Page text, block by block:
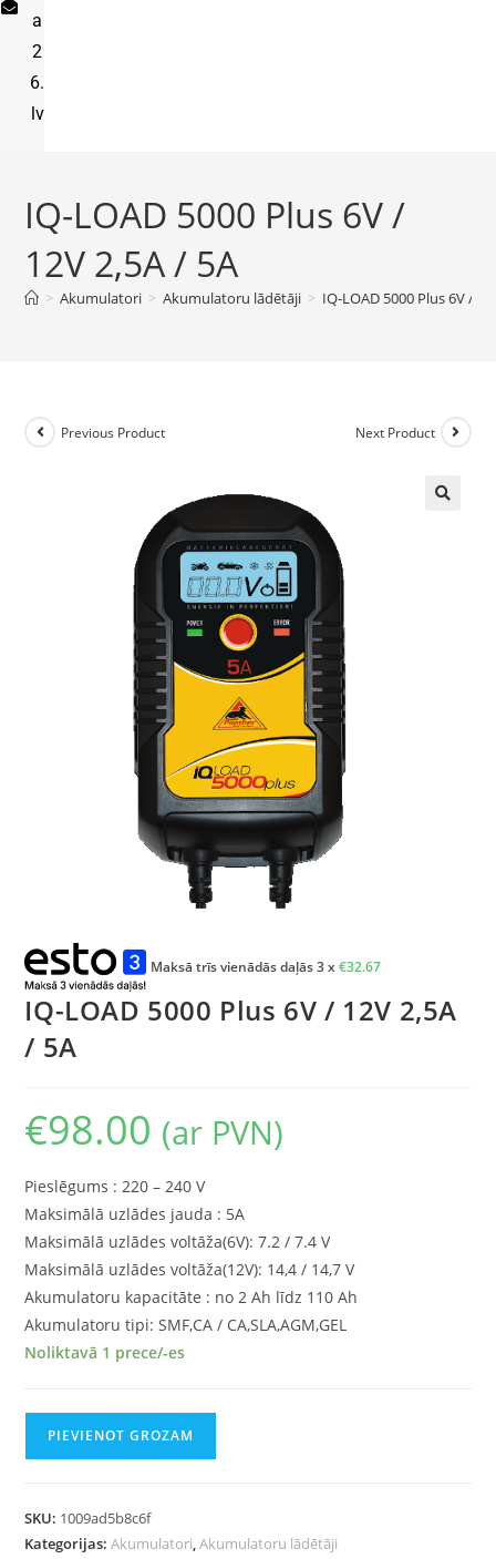
a
2
6.
lv
IQ-LOAD 5000 Plus 6V /
12V 2,5A / 5A
> Akumulatori > Akumulatoru lādētāji > IQ-LOAD 5000 Plus 6V /
Previous Product Next Product
Maksā trīs vienādās daļās 3 x€32.67
IQ-LOAD 5000 Plus 6V / 12V 2,5A
/ 5A
€98.00 (ar PVN)
Pieslēgums : 220 – 240 V
Maksimālā uzlādes jauda : 5A
Maksimālā uzlādes voltāža(6V): 7.2 / 7.4 V
Maksimālā uzlādes voltāža(12V): 14,4 / 14,7 V
Akumulatoru kapacitāte : no 2 Ah līdz 110 Ah
Akumulatoru tipi: SMF,CA / CA,SLA,AGM,GEL
Noliktavā 1 prece/-es
PIEVIENOT GROZAM
SKU: 1009ad5b8c6f
Kategorijas:Akumulatori,Akumulatoru lādētāji